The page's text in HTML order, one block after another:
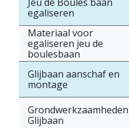
egaliseren
Materiaal voor
egaliseren jeu de
boulesbaan
Glijbaan aanschaf en
montage
Grondwerkzaamheden
Glijbaan